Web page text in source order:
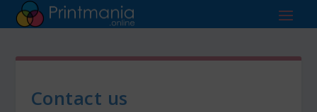
Contact us